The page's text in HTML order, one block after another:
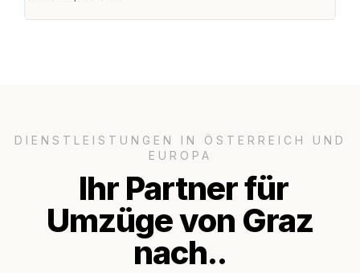
DIENSTLEISTUNGEN IN ÖSTERREICH UND
EUROPA
Ihr Partner für
Umzüge von Graz
nach..